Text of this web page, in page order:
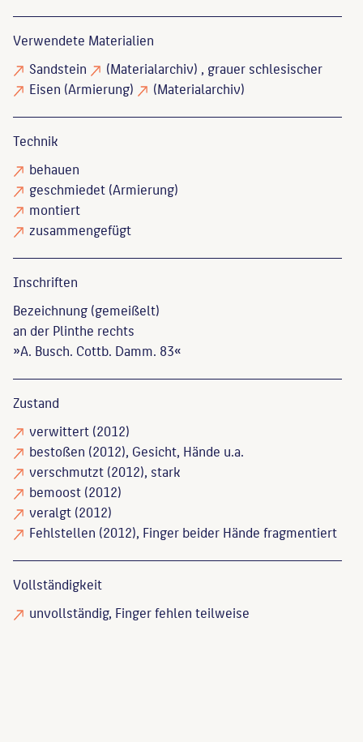
Verwendete Materialien
Sandstein
(Materialarchiv) , grauer schlesischer
Eisen (Armierung) (Materialarchiv)
Technik
behauen
geschmiedet(Armierung)
montiert
zusammengefügt
Inschriften
Bezeichnung (gemeißelt)
an der Plinthe rechts
»A. Busch. Cottb. Damm. 83«
Zustand
verwittert(2012)
bestoßen (2012), Gesicht, Hände u.a.
verschmutzt(2012), stark
bemoost(2012)
veralgt(2012)
Fehlstellen (2012), Finger beider Hände fragmentiert
Vollständigkeit
unvollständig, Finger fehlen teilweise